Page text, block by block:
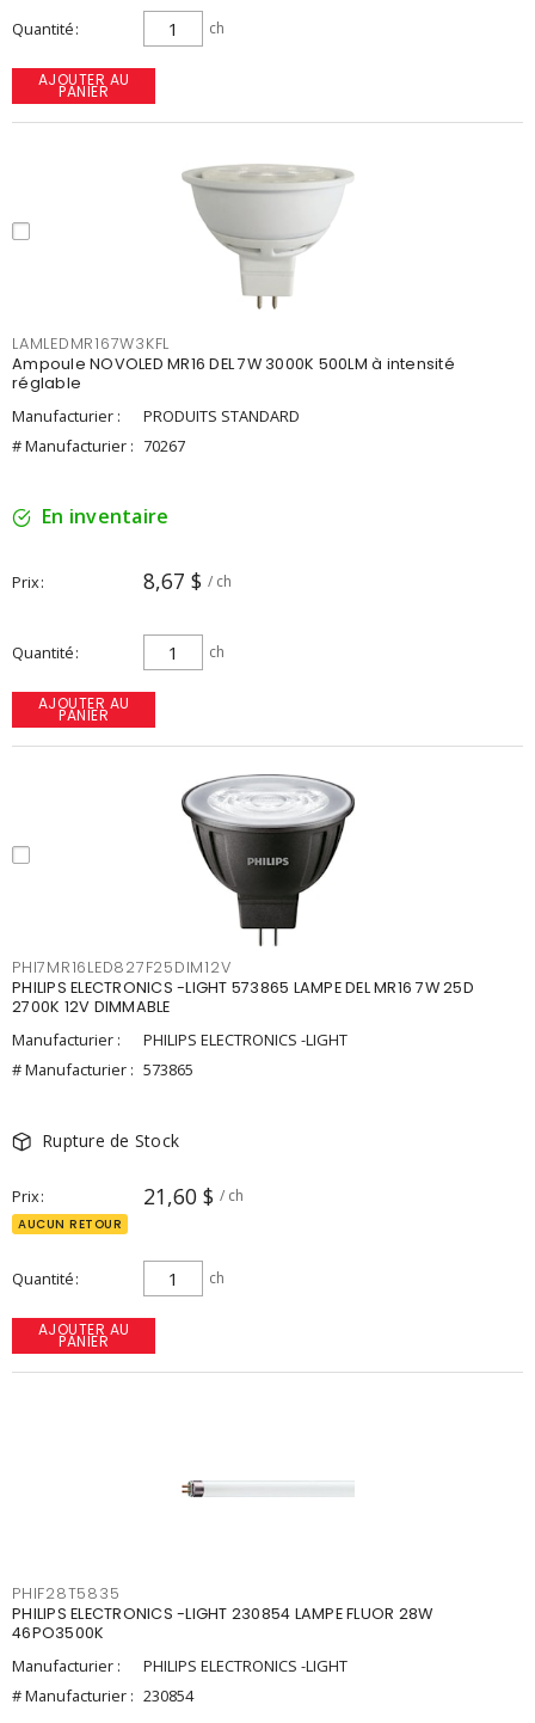
Quantité ch
AJOUTER AU
PANIER
LAMLEDMR167W3KFL
Ampoule NOVOLED MR16 DEL 7W 3000K 500LM à intensité
réglable
Manufacturier :
PRODUITS STANDARD
# Manufacturier : 70267
En inventaire
Prix 8,67 $ / ch
Quantité ch
AJOUTER AU
PANIER
PHI7MR16LED827F25DIM12V
PHILIPS ELECTRONICS -LIGHT 573865 LAMPE DEL MR16 7W 25D
2700K 12V DIMMABLE
Manufacturier :
PHILIPS ELECTRONICS -LIGHT
# Manufacturier : 573865
Rupture de Stock
Prix 21,60 $ / ch
AUCUN RETOUR
Quantité ch
AJOUTER AU
PANIER
PHIF28T5835
PHILIPS ELECTRONICS -LIGHT 230854 LAMPE FLUOR 28W
46PO3500K
Manufacturier :
PHILIPS ELECTRONICS -LIGHT
# Manufacturier : 230854